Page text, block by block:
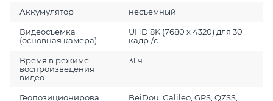
Аккумулятор несъемный
Видеосъемка
(основная камера)
UHD 8K (7680 x 4320) для 30
кадр./c
Время в режиме
воспроизведения
видео
31 ч
Геопозиционирова
BeiDou, Galileo, GPS, QZSS,